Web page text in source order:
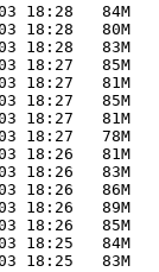
18:28   84M
18:28   80M
18:28   83M
18:27   85M
18:27   81M
18:27   85M
18:27   81M
18:27   78M
18:26   81M
18:26   83M
18:26   86M
18:26   89M
18:26   85M
18:25   84M
18:25   83M